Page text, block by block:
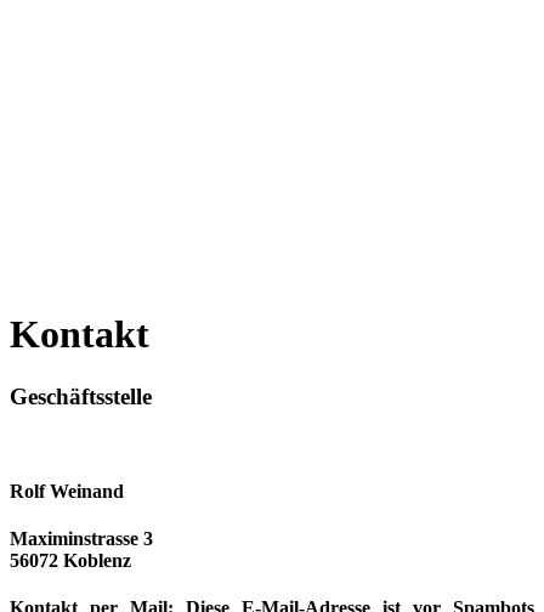
Kontakt
Geschäftsstelle
Rolf Weinand
Maximinstrasse 3
56072 Koblenz